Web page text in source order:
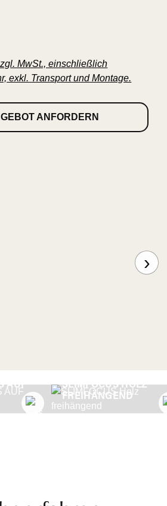
MwSt., einschließlich
exkl. Transport und Montage.
ANFORDERN
›
AUF
SLIMFOCUS HOLZ
FREIHÄNGEND